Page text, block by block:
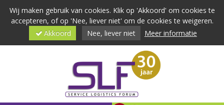
Wij maken gebruik van cookies. Klik op 'Akkoord' om cookies te
accepteren, of op 'Nee, liever niet' om de cookies te weigeren.
Akkoord
Nee, liever niet Meer informatie